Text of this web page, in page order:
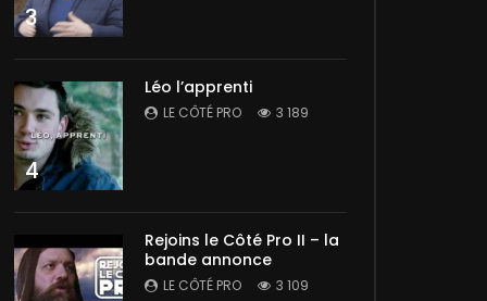
3
4
Léo l’apprenti
LE CÔTÉ PRO 3 189
Rejoins le Côté Pro II – la
bande annonce
LE CÔTÉ PRO 3 109